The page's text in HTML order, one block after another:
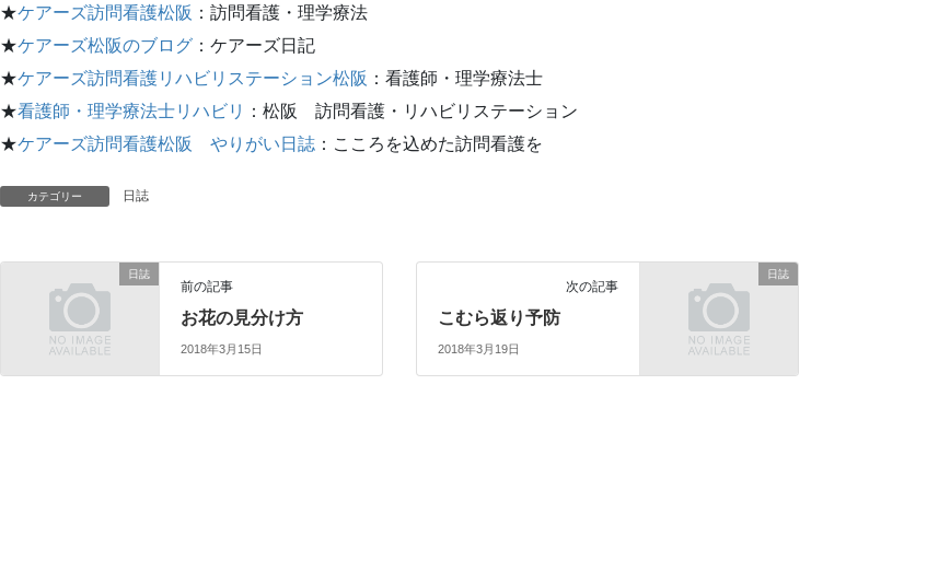
★ケアーズ訪問看護松阪 ：訪問看護・理学療法
★ケアーズ松阪のブログ ：ケアーズ日記
★ケアーズ訪問看護リハビリステーション松阪 ：看護師・理学療法士
★看護師・理学療法士リハビリ
：松阪 訪問看護・リハビリステーション
★ケアーズ訪問看護松阪 やりがい日誌 ：こころを込めた訪問看護を
カテゴリー 日誌
日誌
前の記事
お花の見分け方
2018年3月15日
日誌
次の記事
こむら返り予防
2018年3月19日